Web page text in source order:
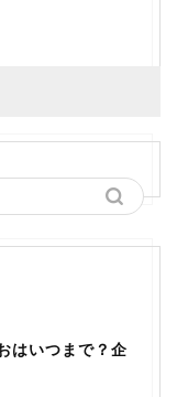
はいつまで？企